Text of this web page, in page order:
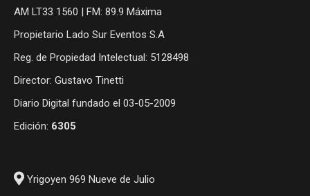
AM LT33 1560 | FM: 89.9 Máxima
Propietario Lado Sur Eventos S.A
Reg. de Propiedad Intelectual: 5128498
Director: Gustavo Tinetti
Diario Digital fundado el 03-05-2009
Edición: 6305
Yrigoyen 969 Nueve de Julio